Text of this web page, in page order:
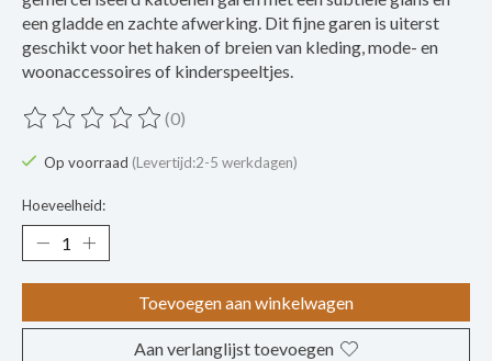
een gladde en zachte afwerking. Dit fijne garen is uiterst
geschikt voor het haken of breien van kleding, mode- en
woonaccessoires of kinderspeeltjes.
De beoordeling van dit product is
(0)
Op voorraad (Levertijd:2-5 werkdagen)
Hoeveelheid:
Toevoegen aan winkelwagen
Aan verlanglijst toevoegen